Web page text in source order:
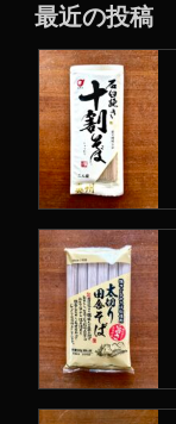
最近の投稿